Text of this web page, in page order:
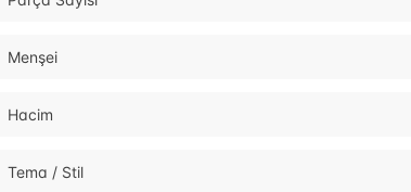
Menşei
Hacim
Tema / Stil